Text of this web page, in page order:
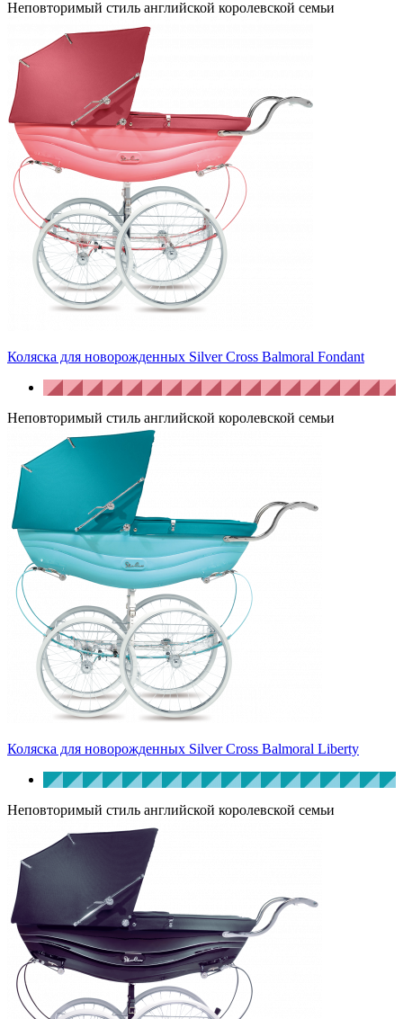
Неповторимый стиль английской королевской семьи
Коляска для новорожденных Silver Cross Balmoral Fondant
Неповторимый стиль английской королевской семьи
Коляска для новорожденных Silver Cross Balmoral Liberty
Неповторимый стиль английской королевской семьи